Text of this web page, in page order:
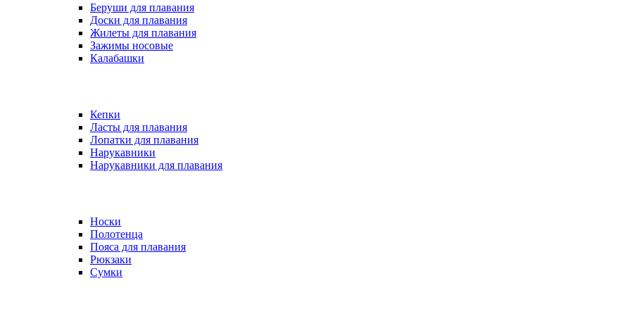
Беруши для плавания
Доски для плавания
Жилеты для плавания
Зажимы носовые
Калабашки
Кепки
Ласты для плавания
Лопатки для плавания
Нарукавники
Нарукавники для плавания
Носки
Полотенца
Пояса для плавания
Рюкзаки
Сумки